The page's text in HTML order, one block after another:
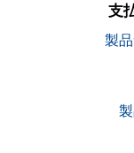
支
製